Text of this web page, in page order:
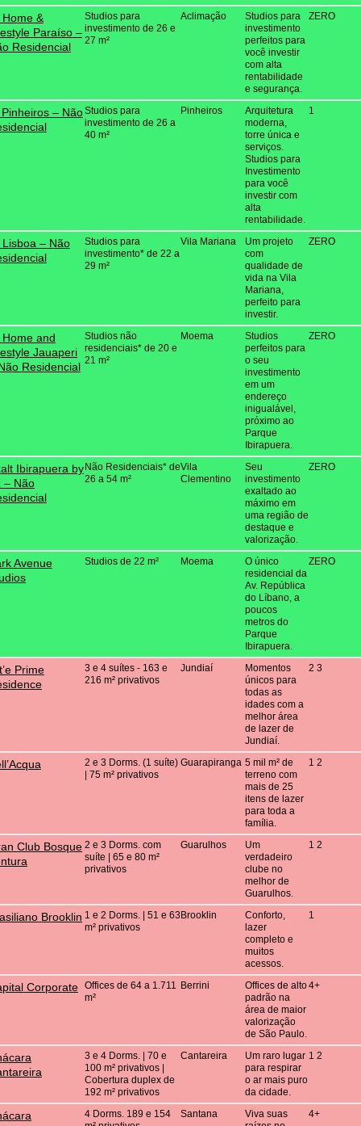
Home &
Paraíso –
Residencial
Studios para
investimento de 26 e
27 m²
Aclimação
Studios para
investimento
perfeitos para
você investir
com alta
rentabilidade
e segurança.
ZERO
– NãoStudios para
investimento de 26 a
40 m²
Pinheiros
Arquitetura
moderna,
torre única e
serviços.
Studios para
Investimento
para você
investir com
alta
rentabilidade.
1
Lisboa – Não
Studios para
investimento* de 22 a
29 m²
Vila Mariana
Um projeto
com
qualidade de
vida na Vila
Mariana,
perfeito para
investir.
ZERO
Home and
Jauaperi
Residencial
Studios não
residenciais* de 20 e
21 m²
Moema
Studios
perfeitos para
o seu
investimento
em um
endereço
inigualável,
próximo ao
Parque
Ibirapuera.
ZERO
Ibirapuera by
– Não
Não Residenciais* de
26 a 54 m²
Vila
Clementino
Seu
investimento
exaltado ao
máximo em
uma região de
destaque e
valorização.
ZERO
Avenue
Studios de 22 m² Moema
O único
residencial da
Av. República
do Líbano, a
poucos
metros do
Parque
Ibirapuera.
ZERO
Prime
3 e 4 suítes - 163 e
216 m² privativos
Jundiaí
Momentos
únicos para
todas as
idades com a
melhor área
de lazer de
Jundiaí.
2 3
2 e 3 Dorms. (1 suíte)
| 75 m² privativos
Guarapiranga 5 mil m² de
terreno com
mais de 25
itens de lazer
para toda a
família.
1 2
Club Bosque 2 e 3 Dorms. com
suíte | 65 e 80 m²
privativos
Guarulhos
Um
verdadeiro
clube no
melhor de
Guarulhos.
1 2
Brooklin 1 e 2 Dorms. | 51 e 63
m² privativos
Brooklin
Conforto,
lazer
completo e
muitos
acessos.
1
Corporate Offices de 64 a 1.711
m²
Berrini
Offices de alto
padrão na
área de maior
valorização
de São Paulo.
4+
3 e 4 Dorms. | 70 e
100 m² privativos |
Cobertura duplex de
192 m² privativos
Cantareira
Um raro lugar
para respirar
o ar mais puro
da cidade.
1 2
4 Dorms. 189 e 154
Santana
Viva suas
4+